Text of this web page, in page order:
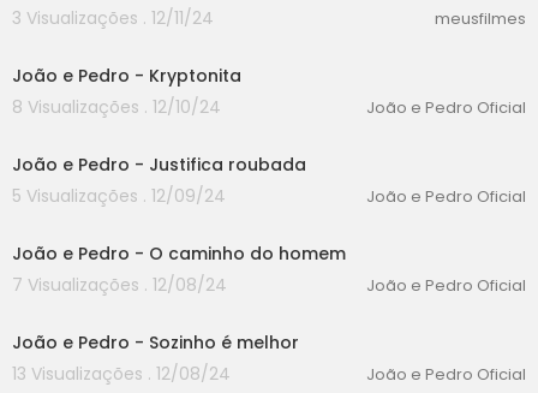
3 Visualizações . 12/11/24
meusfilmes
João e Pedro - Kryptonita
8 Visualizações . 12/10/24
João e Pedro Oficial
João e Pedro - Justifica roubada
5 Visualizações . 12/09/24
João e Pedro Oficial
João e Pedro - O caminho do homem
7 Visualizações . 12/08/24
João e Pedro Oficial
João e Pedro - Sozinho é melhor
13 Visualizações . 12/08/24
João e Pedro Oficial